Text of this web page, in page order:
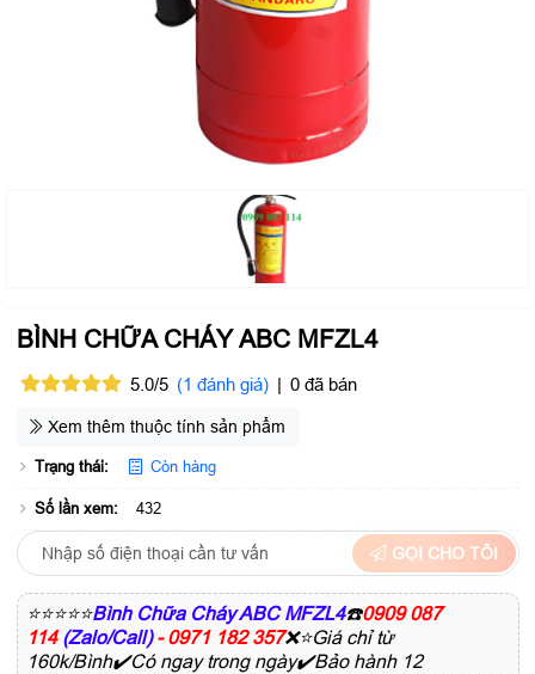
BÌNH CHỮA CHÁY ABC MFZL4
5.0/5 (1 đánh giá) | 0 đã bán
Xem thêm thuộc tính sản phẩm
Trạng thái: Còn hàng
Số lần xem: 432
GỌI CHO TÔI
⭐⭐⭐⭐⭐Bình Chữa Cháy ABC MFZL4☎️0909 087
114 (Zalo/Call) - 0971 182 357❌⭐Giá chỉ từ
160k/Bình✔️Có ngay trong ngày✔️Bảo hành 12